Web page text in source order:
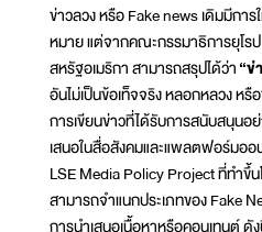
ข่าวลวง หรือ Fake news เดิมมีกา
หมาย แต่จากคณะกรรมาธิการยุโรป
สหรัฐอเมริกา สามารถสรุปได้ว่า“ข่
อันไม่เป็นข้อเท็จจริง หลอกหลวง ห
การเขียนข่าวที่ได้รับการสนับสนุนอ
เสนอในสื่อสังคมและแพลตฟอร์มออ
LSE Media Policy Project ที่ทำขึ้
สามารถจำแนกประเภทของ Fake
การนำเสนอเนื้อหาหรือคอนเทนต์ ดั